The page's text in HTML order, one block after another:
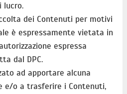
lucro.
dei Contenuti per motivi
è espressamente vietata in
espressa
dal DPC.
ad apportare alcuna
e/o a trasferire i Contenuti,